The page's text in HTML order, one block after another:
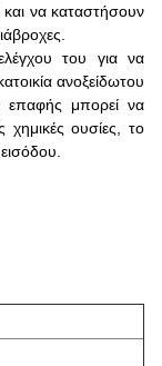
και να καταστήσουν
του για να
ανοξείδωτου
επαφής μπορεί να
χημικές ουσίες, το